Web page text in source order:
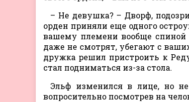
– Не девушка? – Дворф,
орден приняли еще одного
вашему племени вообще спиной
даже не смотрят, убегают с
дружка решил пристроить к
стал подниматься из-за стола.
Эльф изменился в лице, но
вопросительно посмотрев на